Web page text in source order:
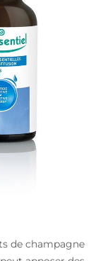
de champagne